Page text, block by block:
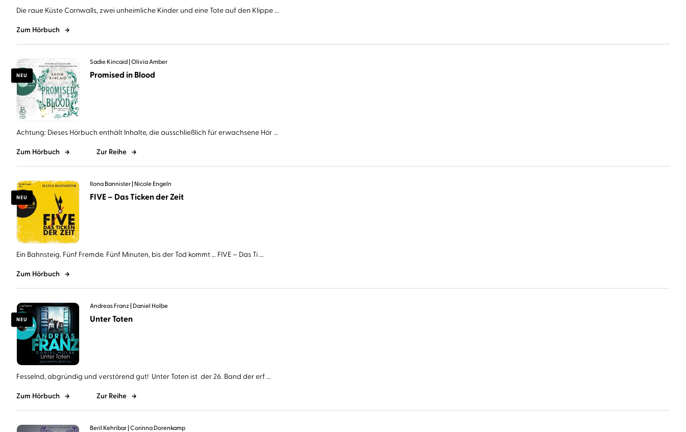
Die raue Küste Cornwalls, zwei unheimliche Kinder und eine Tote auf den Klippe ...
Zum Hörbuch
NEU
Sadie Kincaid Olivia Amber
Promised in Blood
Achtung: Dieses Hörbuch enthält Inhalte, die ausschließlich für erwachsene Hör ...
Zum Hörbuch Zur Reihe
NEU
Ilona Bannister Nicole Engeln
FIVE – Das Ticken der Zeit
Ein Bahnsteig. Fünf Fremde. Fünf Minuten, bis der Tod kommt … FIVE – Das Ti ...
Zum Hörbuch
NEU
Andreas Franz Daniel Holbe
Unter Toten
Fesselnd, abgründig und verstörend gut! Unter Toten ist der 26. Band der erf ...
Zum Hörbuch Zur Reihe
Beril Kehribar Corinna Dorenkamp